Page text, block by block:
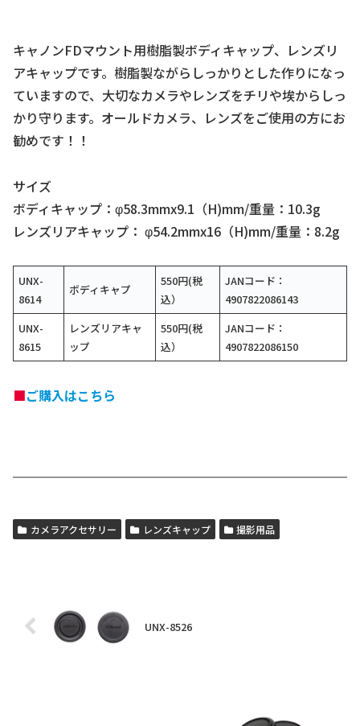
キャノンFDマウント用樹脂製ボディキャップ、レンズリ
アキャップです。樹脂製ながらしっかりとした作りになっ
ていますので、大切なカメラやレンズをチリや埃からしっ
かり守ります。オールドカメラ、レンズをご使用の方にお
勧めです！！
サイズ
ボディキャップ：φ58.3mmx9.1（H)mm/重量：10.3g
レンズリアキャップ： φ54.2mmx16（H)mm/重量：8.2g
UNX-
8614
ボディキャプ
550円(税
込）
JANコード：
4907822086143
UNX-
8615
レンズリアキャ
ップ
550円(税
込）
JANコード：
4907822086150
■ご購入はこちら
カメラアクセサリー レンズキャップ 撮影用品
UNX-8526